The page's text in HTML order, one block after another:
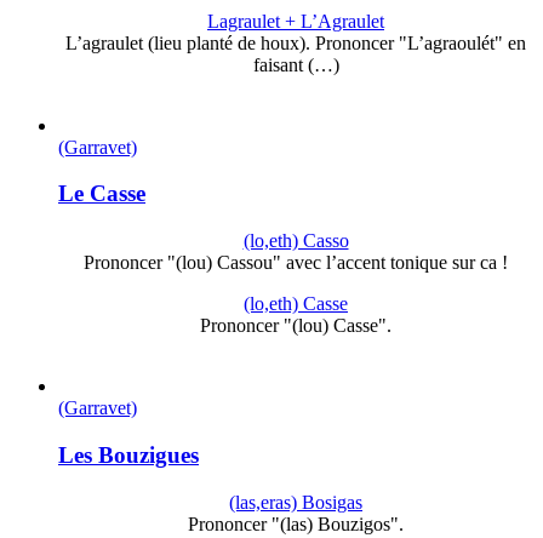
Lagraulet + L’Agraulet
L’agraulet (lieu planté de houx). Prononcer "L’agraoulét" en
faisant (…)
(Garravet)
Le Casse
(lo,eth) Casso
Prononcer "(lou) Cassou" avec l’accent tonique sur ca !
(lo,eth) Casse
Prononcer "(lou) Casse".
(Garravet)
Les Bouzigues
(las,eras) Bosigas
Prononcer "(las) Bouzigos".